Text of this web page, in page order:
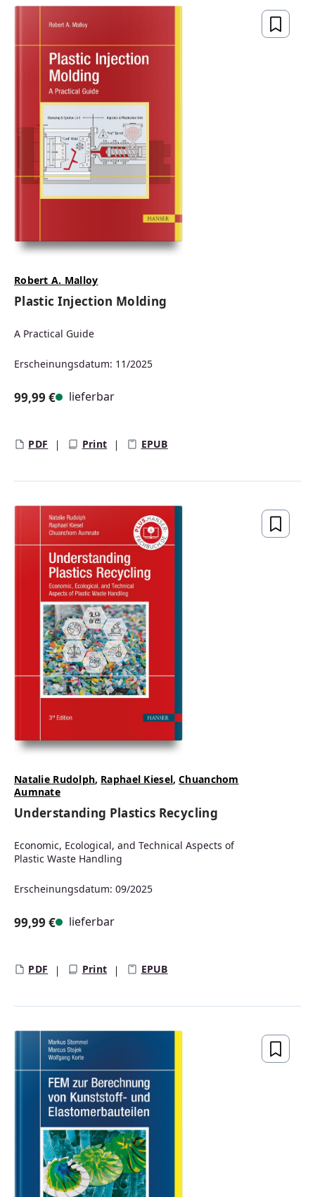
Robert A. Malloy
Plastic Injection Molding
A Practical Guide
Erscheinungsdatum: 11/2025
99,99 € lieferbar
PDF Print EPUB
Natalie Rudolph, Raphael Kiesel,Chuanchom
Aumnate
Understanding Plastics Recycling
Economic, Ecological, and Technical Aspects of
Plastic Waste Handling
Erscheinungsdatum: 09/2025
99,99 € lieferbar
PDF Print EPUB